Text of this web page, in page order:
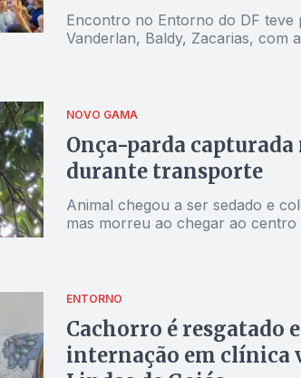
Encontro no Entorno do DF teve
Vanderlan, Baldy, Zacarias, com
NOVO GAMA
Onça-parda
durante transporte
Animal chegou a ser sedado e
mas morreu ao chegar ao centro
ENTORNO
Cachorro é resgatado
internação em clínica